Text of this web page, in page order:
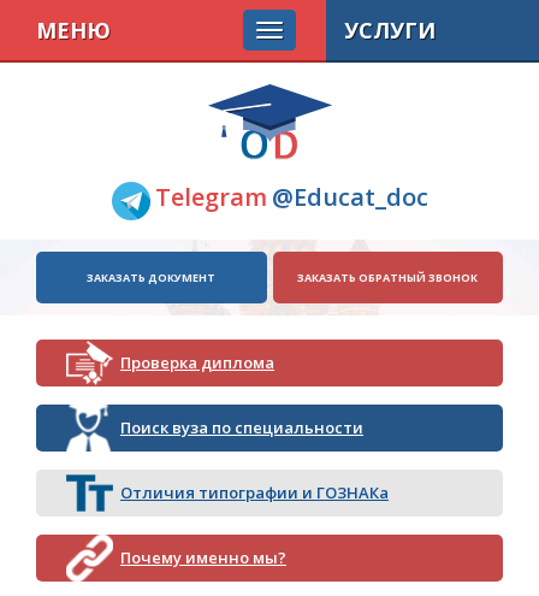
Telegram @Educat_doc
МЕНЮ
ЗАКАЗАТЬ ДОКУМЕНТ ЗАКАЗАТЬ ОБРАТНЫЙ ЗВОНОК
Проверка диплома
Поиск вуза по специальности
Отличия типографии и ГОЗНАКа
Почему именно мы?
УСЛУГИ